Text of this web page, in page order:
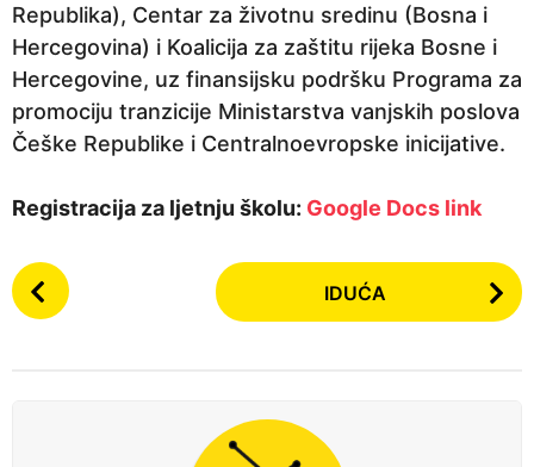
Republika), Centar za životnu sredinu (Bosna i
Hercegovina) i Koalicija za zaštitu rijeka Bosne i
Hercegovine, uz finansijsku podršku Programa za
promociju tranzicije Ministarstva vanjskih poslova
Češke Republike i Centralnoevropske inicijative.
Registracija za ljetnju školu: Google Docs link
P
o
IDUĆA